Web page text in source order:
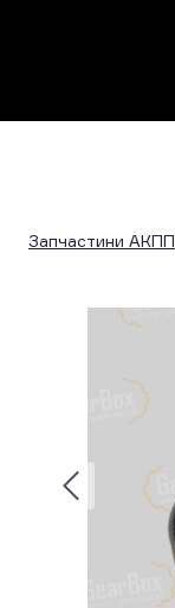
Запчастини АКПП